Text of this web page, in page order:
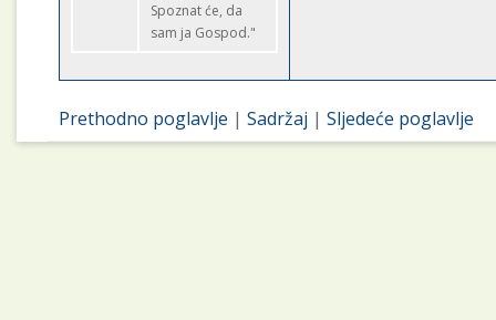
Spoznat će, da
sam ja Gospod."
Prethodno poglavlje |Sadržaj |Sljedeće poglavlje